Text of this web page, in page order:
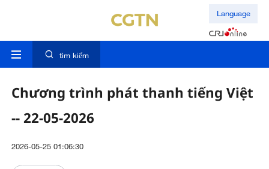
Language
tìm kiếm
Chương trình phát thanh tiếng Việt
-- 22-05-2026
2026-05-25 01:06:30